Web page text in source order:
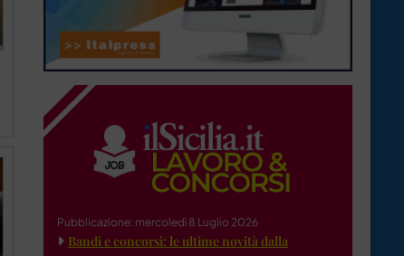
Pubblicazione: mercoledì 8 Luglio 2026
Bandi e concorsi: le ultime novità dalla